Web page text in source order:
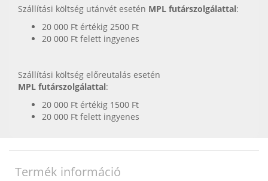
Szállítási költség utánvét esetén MPL futárszolgálattal:
20 000 Ft értékig 2500 Ft
20 000 Ft felett ingyenes
Szállítási költség előreutalás esetén
MPL futárszolgálattal:
20 000 Ft értékig 1500 Ft
20 000 Ft felett ingyenes
Termék információ